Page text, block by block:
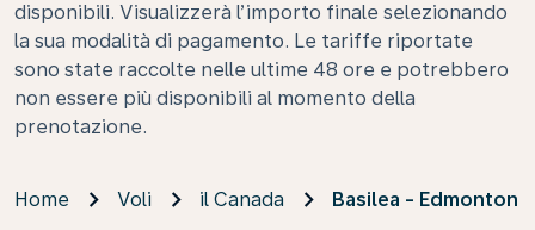
disponibili. Visualizzerà l’importo finale selezionando
la sua modalità di pagamento. Le tariffe riportate
sono state raccolte nelle ultime 48 ore e potrebbero
non essere più disponibili al momento della
prenotazione.
Home Voli il Canada Basilea - Edmonton